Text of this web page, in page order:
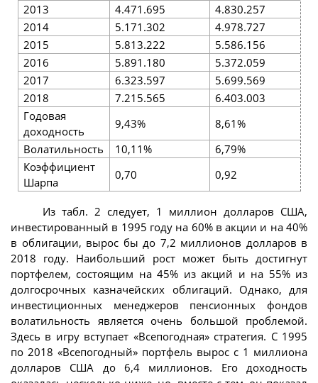
2013
4.471.695 4.830.257
2014
5.171.302 4.978.727
2015
5.813.222 5.586.156
2016
5.891.180 5.372.059
2017
6.323.597 5.699.569
2018
7.215.565 6.403.003
Годовая
доходность
9,43% 8,61%
Волатильность
10,11% 6,79%
Коэффициент
Шарпа
0,70 0,92
Из табл. 2 следует, 1 миллион долларов США,
инвестированный в 1995 году на 60% в акции и на 40%
в облигации, вырос бы до 7,2 миллионов долларов в
2018 году. Наибольший рост может быть достигнут
портфелем, состоящим на 45% из акций и на 55% из
долгосрочных казначейских облигаций. Однако, для
инвестиционных менеджеров пенсионных фондов
волатильность является очень большой проблемой.
Здесь в игру вступает «Всепогодная» стратегия. С 1995
по 2018 «Всепогодный» портфель вырос с 1 миллиона
долларов США до 6,4 миллионов. Его доходность